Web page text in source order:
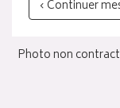
‹ Continuer
Photo non